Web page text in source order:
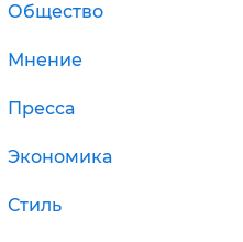
Общество
Мнение
Пресса
Экономика
Стиль